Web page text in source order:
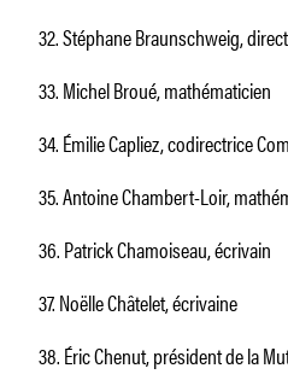
32. Stéphane Braunschweig,
33. Michel Broué, mathématicien
34. Émilie Capliez, codirectrice
35. Antoine Chambert-Loir,
36. Patrick Chamoiseau, écrivain
37. Noëlle Châtelet, écrivaine
38. Éric Chenut, président de la